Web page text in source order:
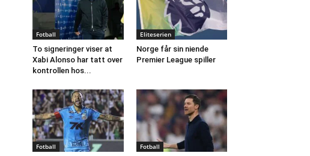
Fotball
To signeringer viser at
Xabi Alonso har tatt over
kontrollen hos...
Eliteserien
Norge får sin niende
Premier League spiller
Fotball Fotball